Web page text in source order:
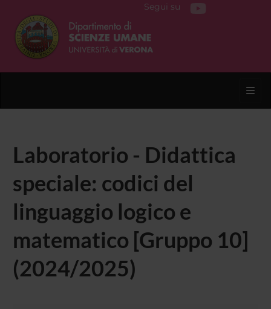
Segui su
Laboratorio - Didattica
speciale: codici del
linguaggio logico e
matematico [Gruppo 10]
(2024/2025)